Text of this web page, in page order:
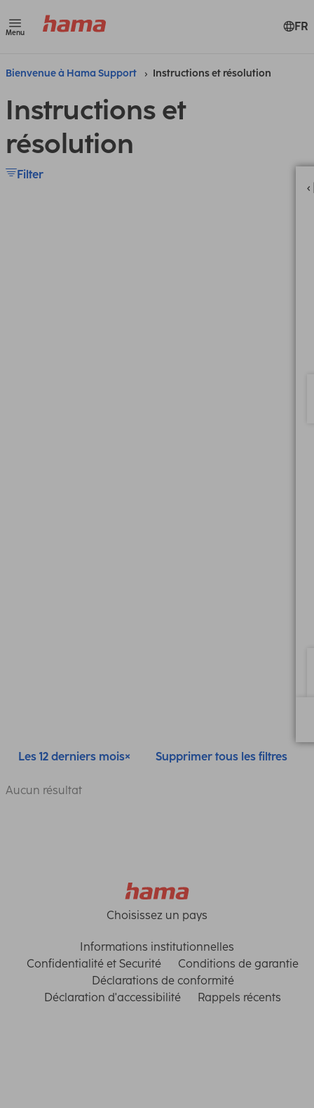
Menu FR
Bienvenue à Hama Support Instructions et résolution
Instructions et
résolution
Filter
Les 12 derniers mois Supprimer tous les filtres
Aucun résultat
Choisissez un pays
Informations institutionnelles
Confidentialité et Securité
Conditions de garantie
Déclarations de conformité
Déclaration d'accessibilité
Rappels récents